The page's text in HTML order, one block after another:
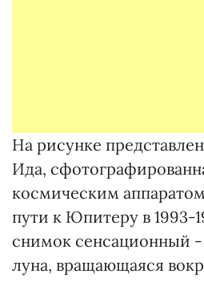
На рисунке
Ида,
космическим
пути к Юпитеру в 1993-
снимок сенсационный -
луна, вращающаяся